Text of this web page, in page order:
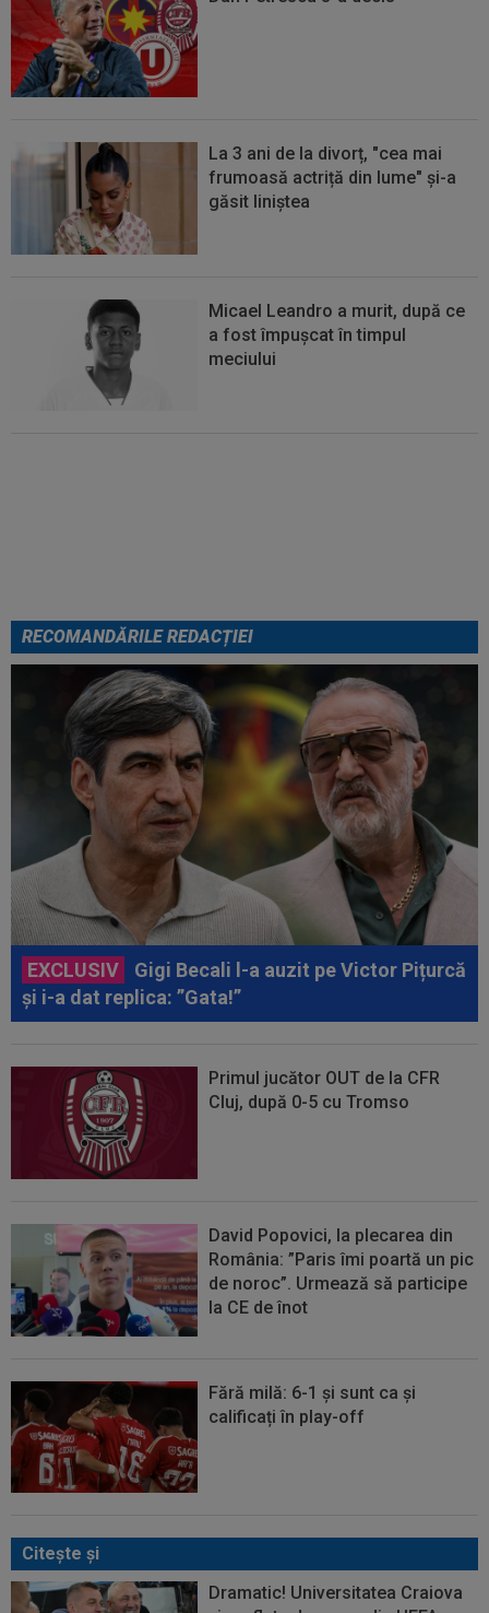
La 3 ani de la divorț, "cea mai
frumoasă actriță din lume" și-a
găsit liniștea
Micael Leandro a murit, după ce
a fost împușcat în timpul
meciului
RECOMANDĂRILE REDACȚIEI
EXCLUSIV
Gigi Becali l-a auzit pe Victor Pițurcă
și i-a dat replica: ”Gata!”
Primul jucător OUT de la CFR
Cluj, după 0-5 cu Tromso
David Popovici, la plecarea din
România: ”Paris îmi poartă un pic
de noroc”. Urmează să participe
la CE de înot
Fără milă: 6-1 și sunt ca și
calificați în play-off
Citeşte şi
Dramatic! Universitatea Craiova